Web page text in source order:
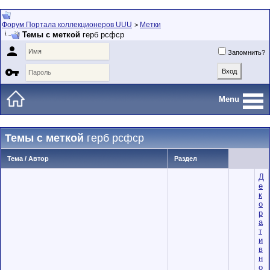
Форум Портала коллекционеров UUU > Метки
Темы с меткой герб рсфср
 Запомнить?

Menu
Темы с меткойгерб рсфср
Тема / Автор Раздел
Д
е
к
о
р
а
т
и
в
н
о